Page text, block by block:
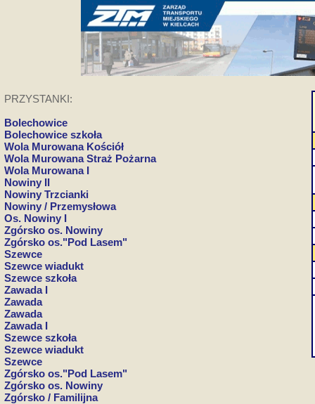
PRZYSTANKI:
Bolechowice
Bolechowice szkoła
Wola Murowana Kościół
Wola Murowana Straż Pożarna
Wola Murowana I
Nowiny II
Nowiny Trzcianki
Nowiny / Przemysłowa
Os. Nowiny I
Zgórsko os. Nowiny
Zgórsko os."Pod Lasem"
Szewce
Szewce wiadukt
Szewce szkoła
Zawada I
Zawada
Zawada
Zawada I
Szewce szkoła
Szewce wiadukt
Szewce
Zgórsko os."Pod Lasem"
Zgórsko os. Nowiny
Zgórsko / Familijna